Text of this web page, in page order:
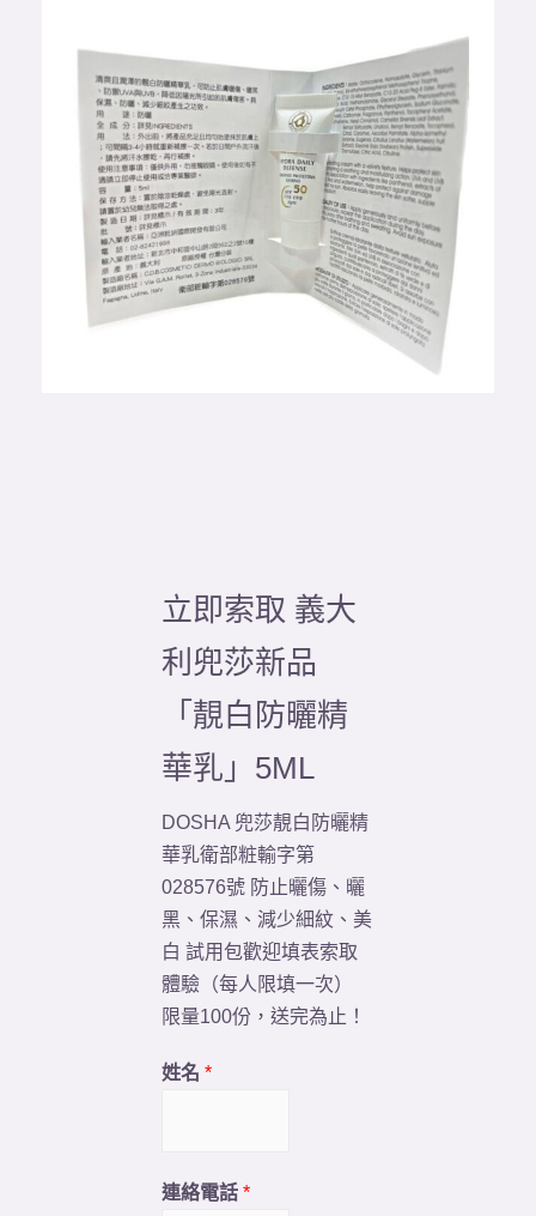
立即索取 義大
利兜莎新品
「靚白防曬精
華乳」5ML
DOSHA 兜莎靚白防曬精
華乳衛部粧輸字第
028576號 防止曬傷、曬
黑、保濕、減少細紋、美
白 試用包歡迎填表索取
體驗（每人限填一次）
限量100份，送完為止！
姓名 *
連絡電話 *